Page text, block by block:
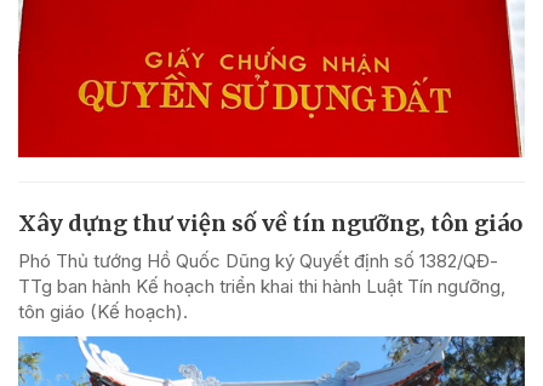
Xây dựng thư viện số về tín ngưỡng, tôn giáo
Phó Thủ tướng Hồ Quốc Dũng ký Quyết định số 1382/QĐ-
TTg ban hành Kế hoạch triển khai thi hành Luật Tín ngưỡng,
tôn giáo (Kế hoạch).